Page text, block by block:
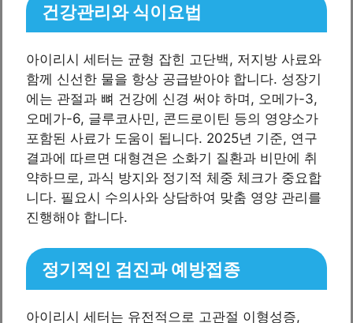
건강관리와 식이요법
아이리시 세터는 균형 잡힌 고단백, 저지방 사료와
함께 신선한 물을 항상 공급받아야 합니다. 성장기
에는 관절과 뼈 건강에 신경 써야 하며, 오메가-3,
오메가-6, 글루코사민, 콘드로이틴 등의 영양소가
포함된 사료가 도움이 됩니다. 2025년 기준, 연구
결과에 따르면 대형견은 소화기 질환과 비만에 취
약하므로, 과식 방지와 정기적 체중 체크가 중요합
니다. 필요시 수의사와 상담하여 맞춤 영양 관리를
진행해야 합니다.
정기적인 검진과 예방접종
아이리시 세터는 유전적으로 고관절 이형성증,